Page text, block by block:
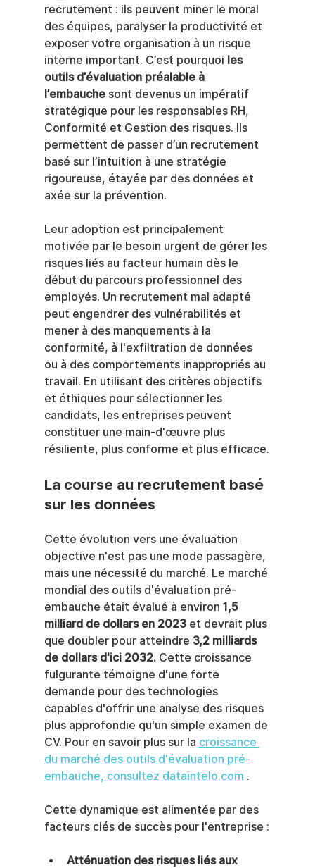
recrutement : ils peuvent miner le moral
des équipes, paralyser la productivité et
exposer votre organisation à un risque
interne important. C’est pourquoi les
outils d’évaluation préalable à
l’embauche sont devenus un impératif
stratégique pour les responsables RH,
Conformité et Gestion des risques. Ils
permettent de passer d’un recrutement
basé sur l’intuition à une stratégie
rigoureuse, étayée par des données et
axée sur la prévention.
Leur adoption est principalement
motivée par le besoin urgent de gérer les
risques liés au facteur humain dès le
début du parcours professionnel des
employés. Un recrutement mal adapté
peut engendrer des vulnérabilités et
mener à des manquements à la
conformité, à l'exfiltration de données
ou à des comportements inappropriés au
travail. En utilisant des critères objectifs
et éthiques pour sélectionner les
candidats, les entreprises peuvent
constituer une main-d'œuvre plus
résiliente, plus conforme et plus efficace.
La course au recrutement basé
sur les données
Cette évolution vers une évaluation
objective n'est pas une mode passagère,
mais une nécessité du marché. Le marché
mondial des outils d'évaluation pré-
embauche était évalué à environ 1,5
milliard de dollars en 2023 et devrait plus
que doubler pour atteindre 3,2 milliards
de dollars d'ici 2032. Cette croissance
fulgurante témoigne d'une forte
demande pour des technologies
capables d'offrir une analyse des risques
plus approfondie qu'un simple examen de
CV. Pour en savoir plus sur la croissance
du marché des outils d'évaluation pré-
embauche, consultez dataintelo.com .
Cette dynamique est alimentée par des
facteurs clés de succès pour l'entreprise :
Atténuation des risques liés aux